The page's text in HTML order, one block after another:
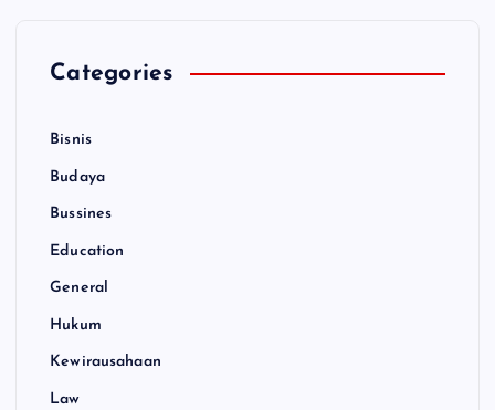
Categories
Bisnis
Budaya
Bussines
Education
General
Hukum
Kewirausahaan
Law